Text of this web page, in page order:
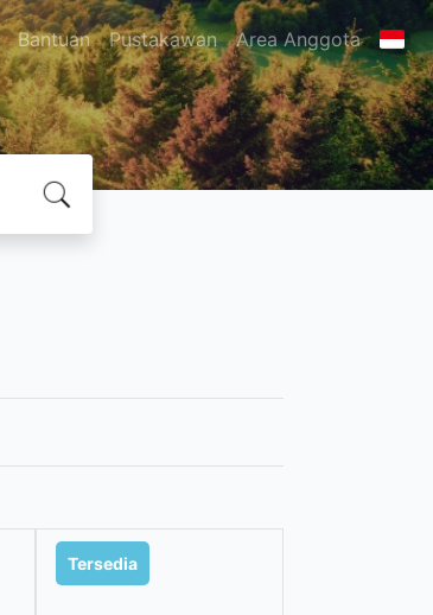
Bantuan Pustakawan Area Anggota
Tersedia